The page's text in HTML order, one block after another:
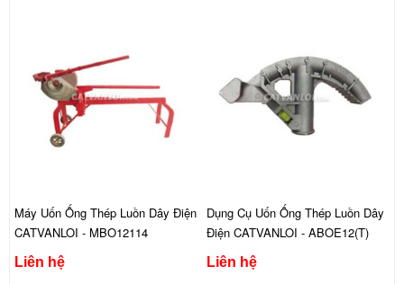
Máy Uốn Ống Thép Luồn Dây Điện
CATVANLOI - MBO12114
Liên hệ
Dụng Cụ Uốn Ống Thép Luồn Dây
Điện CATVANLOI - ABOE12(T)
Liên hệ